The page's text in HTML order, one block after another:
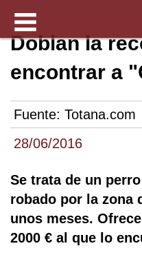
28/06/2016
Doblan la
encontrar a
Fuente: Totana.com
Se trata de un
robado por la zona
unos meses.
2000 € al que lo